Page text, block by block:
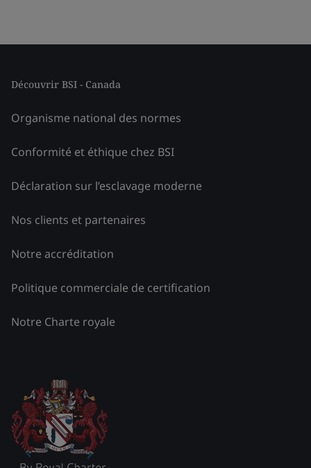
Découvrir BSI - Canada
Organisme national des normes
Conformité et éthique chez BSI
Déclaration sur l’esclavage moderne
Nos clients et partenaires
Notre accréditation
Politique commerciale de certification
Notre Charte royale